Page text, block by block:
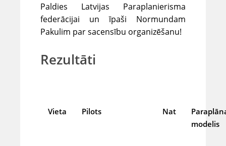
Paldies Latvijas Paraplanierisma
federācijai un īpaši Normundam
Pakulim par sacensību organizēšanu!
Rezultāti
Vieta Pilots Nat
modelis